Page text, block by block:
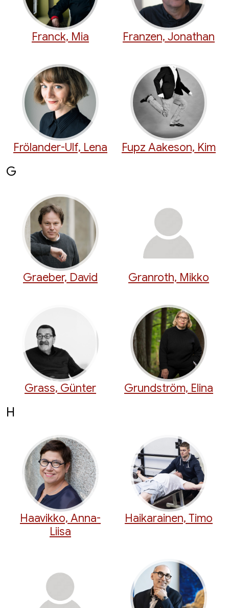
Franck, Mia Franzen, Jonathan
Frölander-Ulf, Lena Fupz Aakeson, Kim
G
Graeber, David Granroth, Mikko
Grass, Günter Grundström, Elina
H
Haavikko, Anna-
Liisa
Haikarainen, Timo